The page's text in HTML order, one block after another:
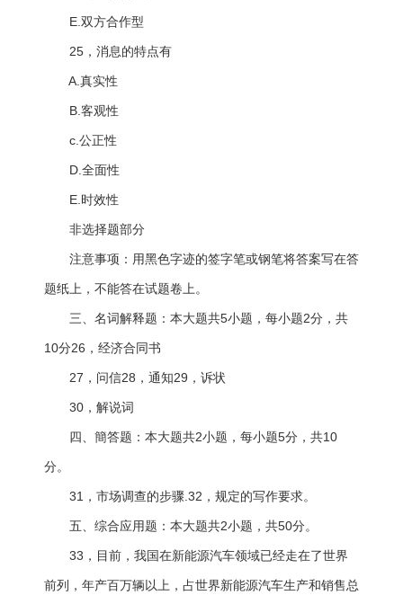
E.双方合作型
25，消息的特点有
A.真实性
B.客观性
c.公正性
D.全面性
E.时效性
非选择题部分
注意事项：用黑色字迹的签字笔或钢笔将答案写在答
题纸上，不能答在试题卷上。
三、名词解释题：本大题共5小题，每小题2分，共
10分26，经济合同书
27，问信28，通知29，诉状
30，解说词
四、簡答题：本大题共2小题，每小题5分，共10
分。
31，市场调查的步骤.32，规定的写作要求。
五、综合应用题：本大题共2小题，共50分。
33，目前，我国在新能源汽车领域已经走在了世界
前列，年产百万辆以上，占世界新能源汽车生产和销售总